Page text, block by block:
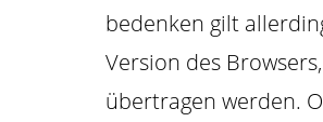
bedenken gilt
Version des
übertragen werden.